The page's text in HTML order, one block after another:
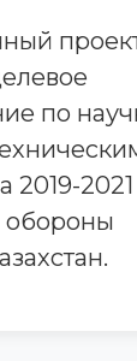
по
2019-
обороны